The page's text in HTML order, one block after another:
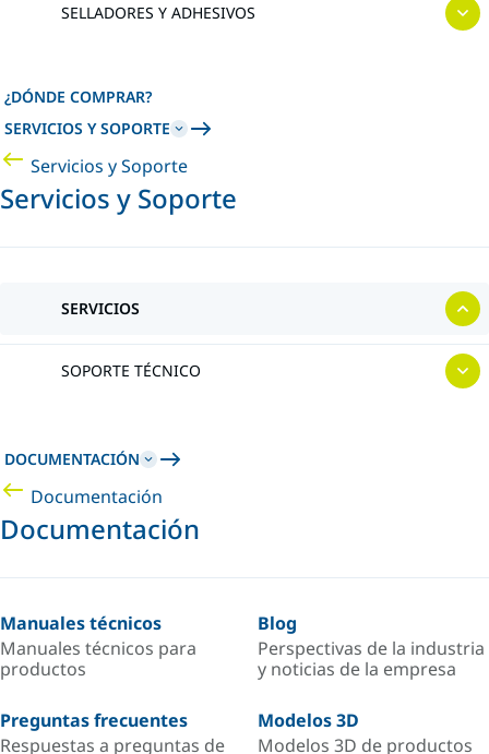
SELLADORES Y ADHESIVOS
¿DÓNDE COMPRAR?
SERVICIOS Y SOPORTE
Servicios y Soporte
Servicios y Soporte
SERVICIOS
SOPORTE TÉCNICO
DOCUMENTACIÓN
Documentación
Documentación
Manuales técnicos
Manuales técnicos para
productos
Blog
Perspectivas de la industria
y noticias de la empresa
Preguntas frecuentes
Respuestas a preguntas de
Modelos 3D
Modelos 3D de productos